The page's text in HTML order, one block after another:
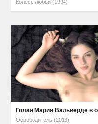
Колесо любви (1994)
Голая Мария Вальверде в
Освободитель (2013)